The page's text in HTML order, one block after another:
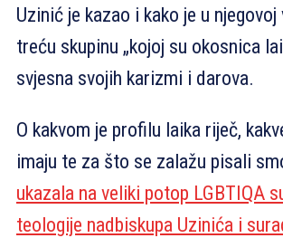
Uzinić je kazao i kako je u
treću skupinu „kojoj su okosnica
svjesna svojih karizmi i darova.
O kakvom je profilu laika riječ,
imaju te za što se zalažu pisali
ukazala na veliki potop LGBTIQA
teologije nadbiskupa Uzinića i